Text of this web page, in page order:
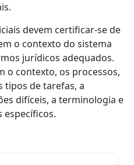
devem certificar-se de
o contexto do sistema
jurídicos adequados.
o contexto, os processos,
tipos de tarefas, a
difíceis, a terminologia e